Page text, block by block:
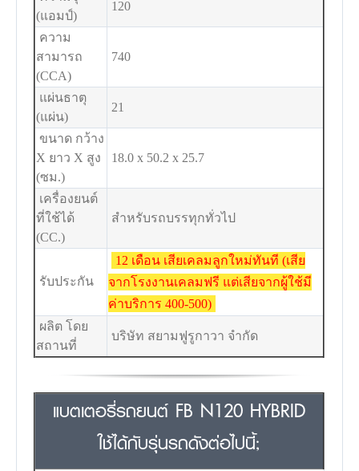
(แอมป์)
120
ความ
สามารถ
(CCA)
740
แผ่นธาตุ
(แผ่น)
21
ขนาด กว้าง
X ยาว X สูง
(ซม.)
18.0 x 50.2 x 25.7
เครื่องยนต์
ที่ใช้ได้
(CC.)
สำหรับรถบรรทุกทั่วไป
รับประกัน
12 เดือน เสียเคลมลูกใหม่ทันที (เสีย
จากโรงงานเคลมฟรี แต่เสียจากผู้ใช้มี
ค่าบริการ 400-500)
ผลิต โดย
สถานที่
บริษัท สยามฟูรูกาวา จำกัด
แบตเตอรี่รถยนต์ FB N120 HYBRID
ใช้ได้กับรุ่นรถดังต่อไปนี้;